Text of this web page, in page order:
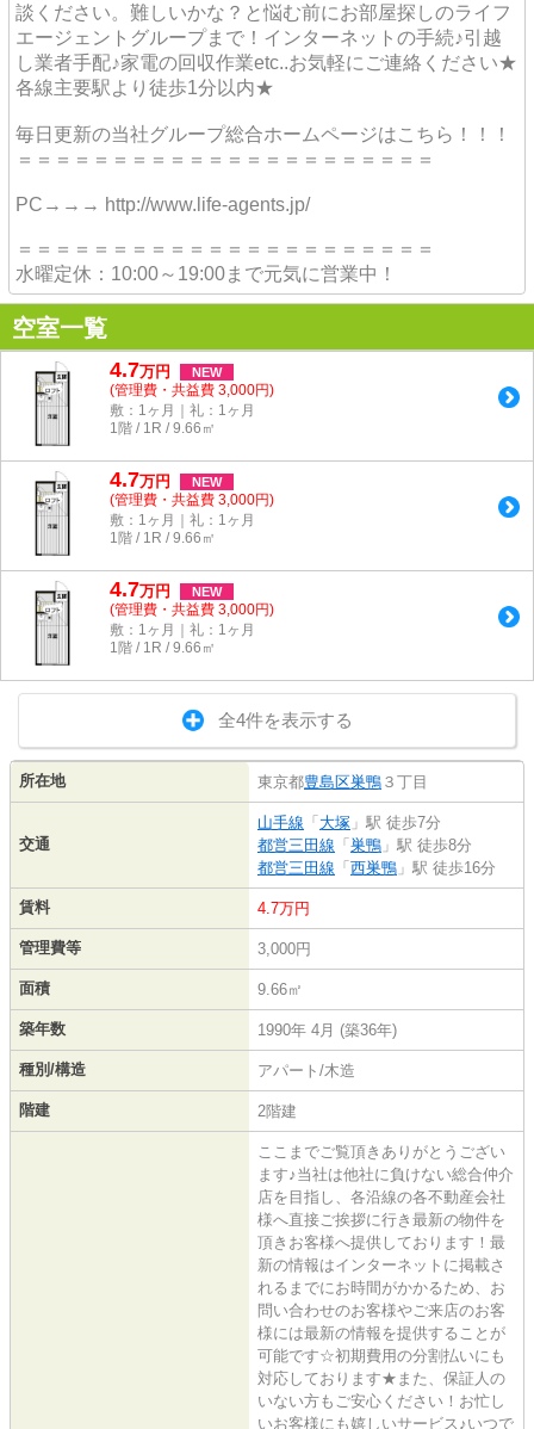
談ください。難しいかな？と悩む前にお部屋探しのライフ
エージェントグループまで！インターネットの手続♪引越
し業者手配♪家電の回収作業etc..お気軽にご連絡ください★
各線主要駅より徒歩1分以内★
毎日更新の当社グループ総合ホームページはこちら！！！
＝＝＝＝＝＝＝＝＝＝＝＝＝＝＝＝＝＝＝＝＝＝
PC→→→ http://www.life-agents.jp/
＝＝＝＝＝＝＝＝＝＝＝＝＝＝＝＝＝＝＝＝＝＝
水曜定休：10:00～19:00まで元気に営業中！
空室一覧
4.7万円 NEW
(管理費・共益費 3,000円)
敷：1ヶ月｜礼：1ヶ月
1階 / 1R / 9.66㎡
4.7万円 NEW
(管理費・共益費 3,000円)
敷：1ヶ月｜礼：1ヶ月
1階 / 1R / 9.66㎡
4.7万円 NEW
(管理費・共益費 3,000円)
敷：1ヶ月｜礼：1ヶ月
1階 / 1R / 9.66㎡
全4件を表示する
所在地 東京都豊島区巣鴨 ３丁目
交通
山手線 「 大塚 」駅 徒歩7分
都営三田線 「 巣鴨 」駅 徒歩8分
都営三田線 「 西巣鴨 」駅 徒歩16分
賃料 4.7万円
管理費等 3,000円
面積 9.66㎡
築年数 1990年 4月 (築36年)
種別/構造 アパート/木造
階建 2階建
ここまでご覧頂きありがとうござい
ます♪当社は他社に負けない総合仲介
店を目指し、各沿線の各不動産会社
様へ直接ご挨拶に行き最新の物件を
頂きお客様へ提供しております！最
新の情報はインターネットに掲載さ
れるまでにお時間がかかるため、お
問い合わせのお客様やご来店のお客
様には最新の情報を提供することが
可能です☆初期費用の分割払いにも
対応しております★また、保証人の
いない方もご安心ください！お忙し
いお客様にも嬉しいサービス♪いつで